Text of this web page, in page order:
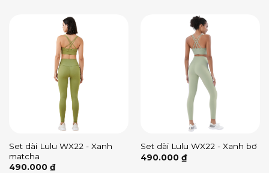
Set dài Lulu WX22 - Xanh
matcha
490.000 ₫
Set dài Lulu WX22 - Xanh bơ
490.000 ₫